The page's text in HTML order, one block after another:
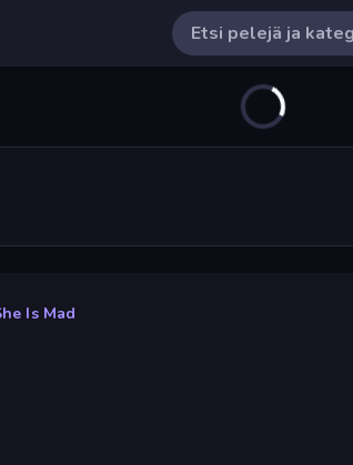
Is Mad